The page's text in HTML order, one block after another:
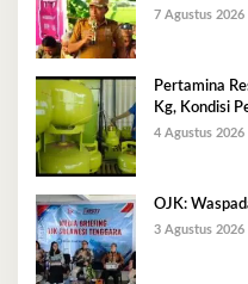
Kg
7 Agustus 2026
Pertamina
Kg, Kondisi
Berlangsung
4 Agustus 2026
OJK:
3 Agustus 2026